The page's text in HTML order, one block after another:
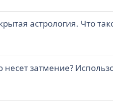
астрология. Что
затмение?